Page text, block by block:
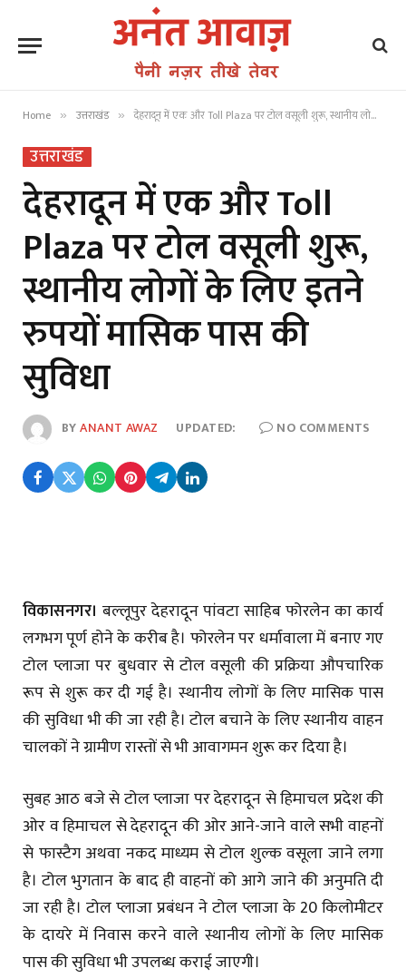
Home » उत्तराखंड » देहरादून में एक और Toll Plaza पर टोल वसूली शुरू, स्थानीय लोगों के लिए इतने रुपयों मासिक पास की सुविधा
उत्तराखंड
देहरादून में एक और Toll
Plaza पर टोल वसूली शुरू,
स्थानीय लोगों के लिए इतने
रुपयों मासिक पास की
सुविधा
BYANANT AWAZ UPDATED: NO COMMENTS
विकासनगर। बल्लूपुर देहरादून पांवटा साहिब फोरलेन का कार्य
लगभग पूर्ण होने के करीब है। फोरलेन पर धर्मावाला में बनाए गए
टोल प्लाजा पर बुधवार से टोल वसूली की प्रक्रिया औपचारिक
रूप से शुरू कर दी गई है। स्थानीय लोगों के लिए मासिक पास
की सुविधा भी की जा रही है। टोल बचाने के लिए स्थानीय वाहन
चालकों ने ग्रामीण रास्तों से भी आवागमन शुरू कर दिया है।
सुबह आठ बजे से टोल प्लाजा पर देहरादून से हिमाचल प्रदेश की
ओर व हिमाचल से देहरादून की ओर आने-जाने वाले सभी वाहनों
से फास्टैग अथवा नकद माध्यम से टोल शुल्क वसूला जाने लगा
है। टोल भुगतान के बाद ही वाहनों को आगे जाने की अनुमति दी
जा रही है। टोल प्लाजा प्रबंधन ने टोल प्लाजा के 20 किलोमीटर
के दायरे में निवास करने वाले स्थानीय लोगों के लिए मासिक
पास की सुविधा भी उपलब्ध कराई जाएगी।